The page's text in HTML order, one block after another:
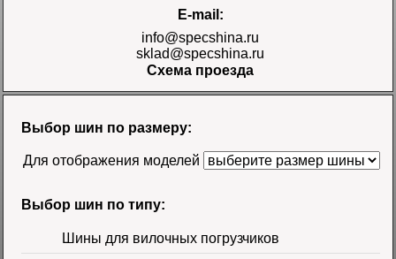
58500 руб.
E-mail:
info@specshina.ru
sklad@specshina.ru
Схема проезда
Выбор шин по размеру:
Для отображения моделей
Выбор шин по типу:
Шины для вилочных погрузчиков